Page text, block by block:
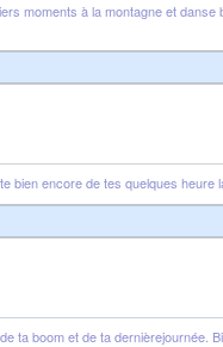
moments à la montagne et
encore de tes quelques heure
ta boom et de ta dernièrejournée.